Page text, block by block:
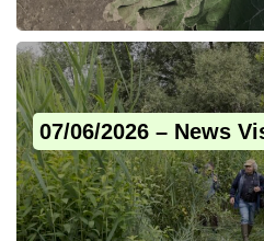
07/06/2026 – News